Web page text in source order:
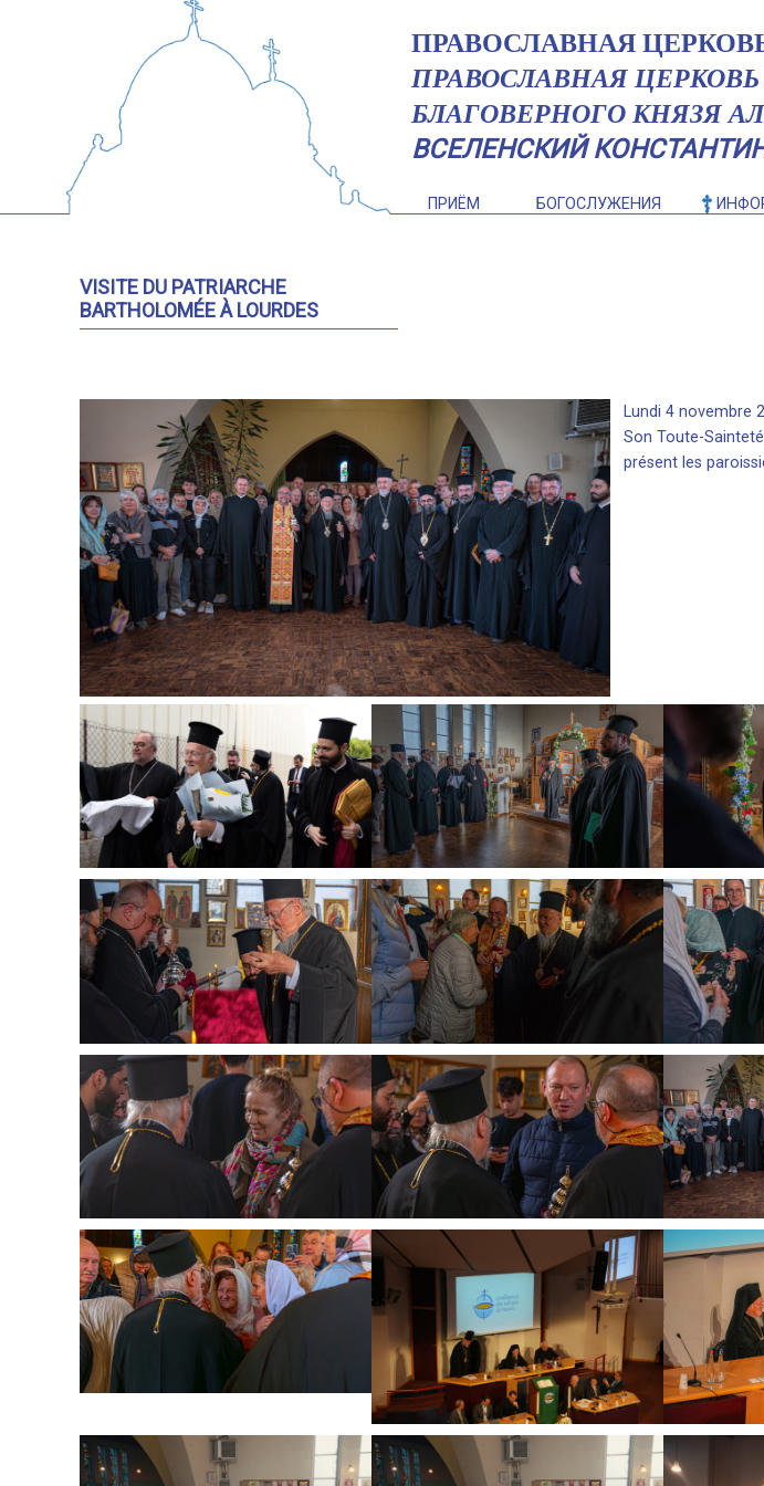
ПРАВОСЛАВНАЯ
ПРАВОСЛАВНАЯ
БЛАГОВЕРНОГО КНЯЗЯ
ВСЕЛЕНСКИЙ
ПРИЁМ БОГОСЛУЖЕНИЯ
VISITE DU PATRIARCHE
BARTHOLOMÉE À LOURDES
Lundi 4 novembre
Son Toute-
présent les